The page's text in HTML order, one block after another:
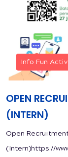
Info Fun
OPEN
(INTERN)
Open
(Intern)https://